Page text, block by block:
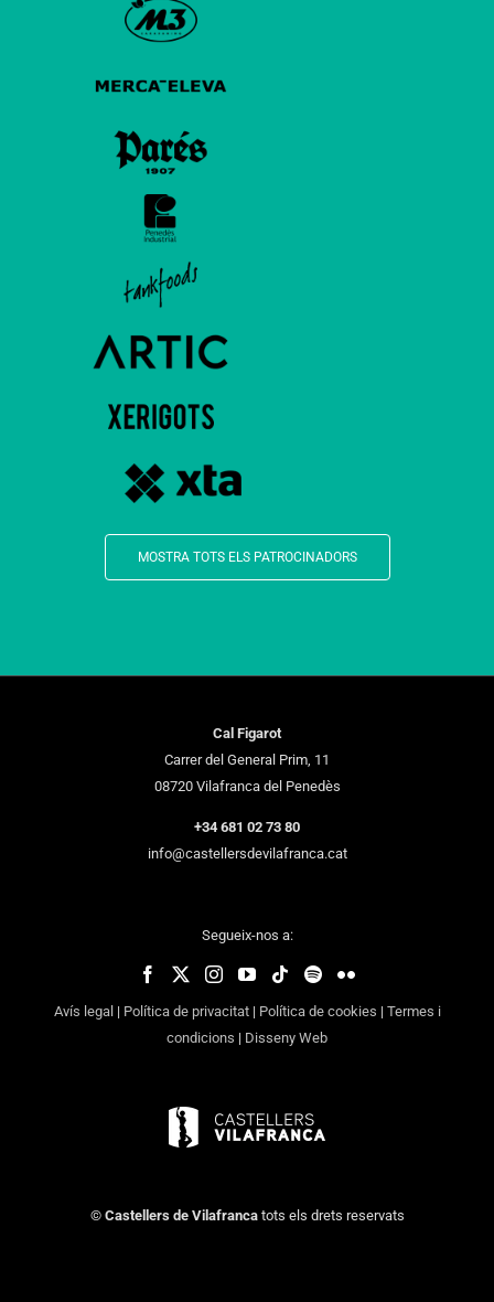
MOSTRA TOTS ELS PATROCINADORS
Cal Figarot
Carrer del General Prim, 11
08720 Vilafranca del Penedès
+34 681 02 73 80
info@castellersdevilafranca.cat
Segueix-nos a:
Avís legal | Política de privacitat| Política de cookies | Termes i
condicions | Disseny Web
© Castellers de Vilafrancatots els drets reservats